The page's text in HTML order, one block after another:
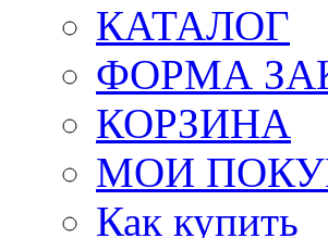
КАТАЛОГ
ФОРМА
КОРЗИНА
МОИ
Как купить